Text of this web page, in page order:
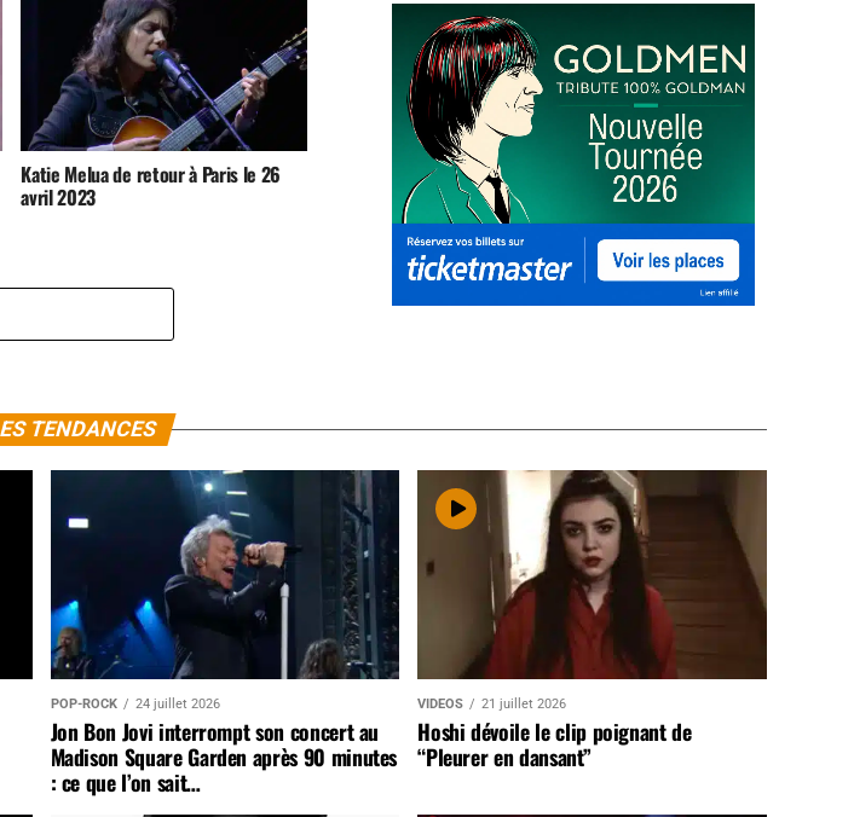
Katie Melua de retour à Paris le 26
avril 2023
TENDANCES
POP-ROCK 24 juillet 2026
Jon Bon Jovi interrompt son concert au
Madison Square Garden après 90 minutes
: ce que l’on sait…
VIDEOS 21 juillet 2026
Hoshi dévoile le clip poignant de
“Pleurer en dansant”